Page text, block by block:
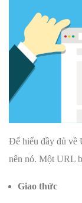
Để hiểu đầy đủ về
nên nó. Một URL
Giao thức